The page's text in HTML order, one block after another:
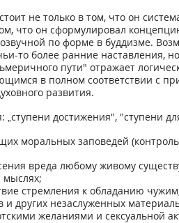
не только в том, что он
что он сформулировал
по форме в буддизме.
то более ранние наставления,
пути" отражает
в полном соответствии с
развития.
„ступени достижения", "ступени
моральных заповедей
вреда любому живому
мыслях;
стремления к обладанию
и других незаслуженных
желаниями и сексуальной